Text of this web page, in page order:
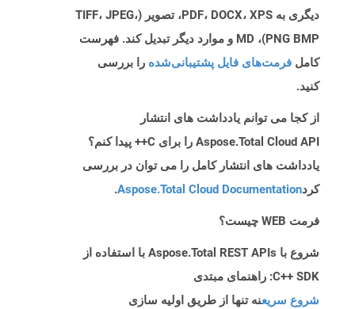
دیگری به PDF، DOCX، XPS، تصویر (TIFF، JPEG،
PNG BMP)، MD و موارد دیگر تبدیل کند. فهرست
کامل فرمت‌های فایل پشتیبانی‌شده را بررسی
کنید.
از کجا می توانم یادداشت های انتشار
Aspose.Total Cloud API را برای C++ پیدا کنم؟
یادداشت های انتشار کامل را می توان در بررسی
کردAspose.Total Cloud Documentation
.
فرمت WEB چیست؟
شروع با Aspose.Total REST APIs با استفاده از
C++ SDK: راهنمای مبتدی
شروع سریعنه تنها از طریق اولیه سازی